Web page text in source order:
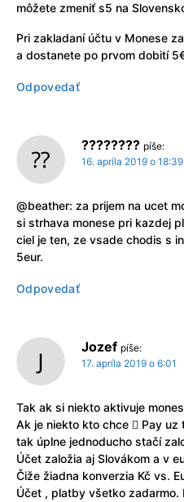
môžete zmeniť s5 na
Pri zakladaní účtu v Monese
a dostanete po prvom dobití
Odpovedať
???????? píše:
16. apríla 2019 o 18:39
@beather: za prijem na ucet
si strhava monese pri kazdej
ciel je ten, ze vsade chodis s
5eur.
Odpovedať
Jozef píše:
17. apríla 2019 o 6:01
Tak ak si niekto aktivuje
Ak je niekto kto chce  Pay
tak úplne jednoducho stačí
Účet založia aj Slovákom a v
Čiže žiadna konverzia Kč vs.
Účet , platby všetko zadarmo.